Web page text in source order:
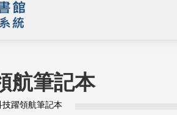
航筆記本
技躍領航筆記本